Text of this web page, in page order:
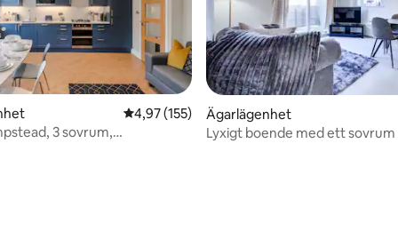
4,97 av 5 i genomsnittligt betyg, 155
4,97 (155)
3 sovrum,
Ägarlägenhet
Lyxigt boende med ett sovrum